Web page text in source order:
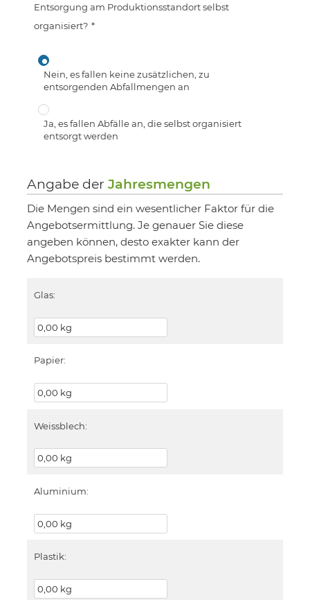
Entsorgung am Produktionsstandort selbst
organisiert? *
Nein, es fallen keine zusätzlichen, zu
entsorgenden Abfallmengen an
Ja, es fallen Abfälle an, die selbst organisiert
entsorgt werden
Angabe der Jahresmengen
Die Mengen sind ein wesentlicher Faktor für die
Angebotsermittlung. Je genauer Sie diese
angeben können, desto exakter kann der
Angebotspreis bestimmt werden.
Glas:
Papier:
Weissblech:
Aluminium:
Plastik: